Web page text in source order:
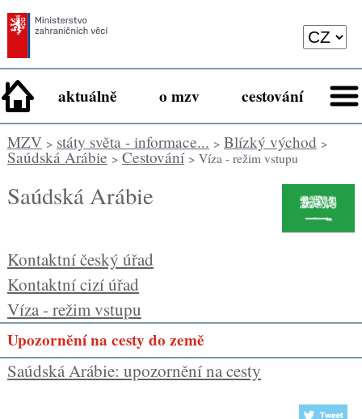
aktuálně o mzv cestování
MZV> státy světa - informace... > Blízký východ >
Saúdská Arábie > Cestování> Víza - režim vstupu
Saúdská Arábie
Kontaktní český úřad
Kontaktní cizí úřad
Víza - režim vstupu
Upozornění na cesty do země
Saúdská Arábie: upozornění na cesty